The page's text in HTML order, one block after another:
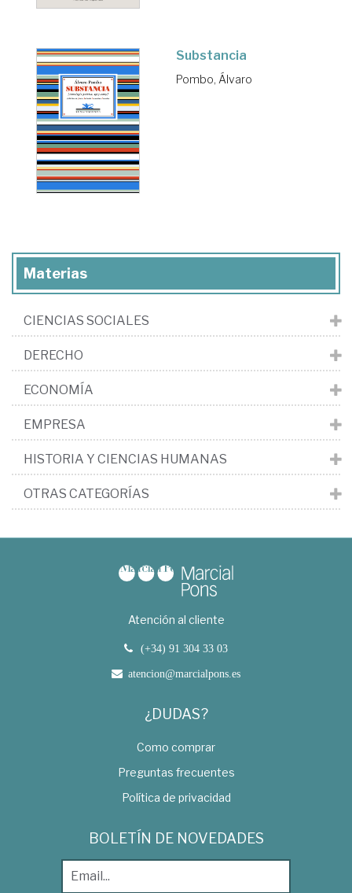
Substancia
Pombo, Álvaro
Materias
CIENCIAS SOCIALES
DERECHO
ECONOMÍA
EMPRESA
HISTORIA Y CIENCIAS HUMANAS
OTRAS CATEGORÍAS
Atención al cliente
(+34) 91 304 33 03
atencion@marcialpons.es
¿DUDAS?
Como comprar
Preguntas frecuentes
Política de privacidad
BOLETÍN DE NOVEDADES